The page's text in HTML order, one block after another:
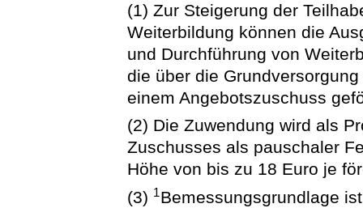
(1) Zur Steigerung der
Weiterbildung können die
und Durchführung von
die über die
einem Angebotszuschuss
(2) Die Zuwendung wird als
Zuschusses als pauschaler
Höhe von bis zu 18 Euro je
(3) 1Bemessungsgrundlage